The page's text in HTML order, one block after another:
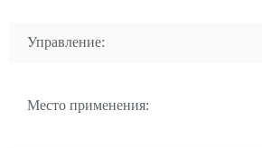
Управление:
Место применения: